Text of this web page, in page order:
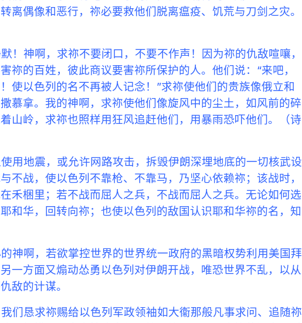
离偶像和恶行，祢必要救他们脱离瘟疫、饥荒与刀剑之灾。
神啊，求祢不要闭口，不要不作声！因为祢的仇敌喧嚷，
祢的百姓，彼此商议要害祢所保护的人。他们说：“来吧，
使以色列的名不再被人记念！”求祢使他们的贵族像俄立和
慕拿。我的神啊，求祢使他们像旋风中的尘土，如风前的碎
山岭，求祢也照样用狂风追赶他们，用暴雨恐吓他们。（诗
用地震，或允许网路攻击，拆毁伊朗深埋地底的一切核武设
不战，使以色列不靠枪、不靠马，乃坚心依赖祢；该战时，
禾梱里；若不战而屈人之兵，不战而屈人之兵。无论如何选
和华，回转向祢；也使以色列的敌国认识耶和华祢的名，知
神啊，若欲掌控世界的世界统一政府的黑暗权势利用美国拜
一方面又煽动怂勇以色列对伊朗开战，唯恐世界不乱，以从
敌的计谋。
们恳求祢赐给以色列军政领袖如大衞那般凡事求问、追随祢